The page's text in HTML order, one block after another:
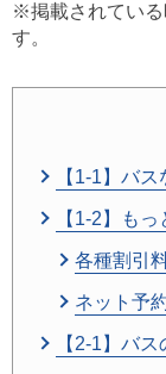
※掲載されてい
す。
【1-1】バ
【1-2】も
各種割引
ネット予
【2-1】バ